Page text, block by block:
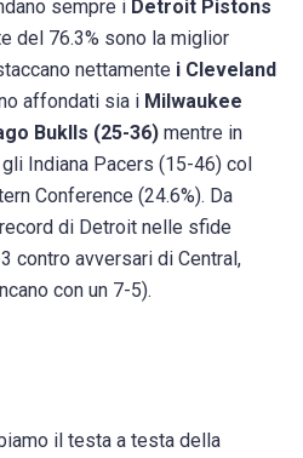
sempre i Detroit Pistons
del 76.3% sono la miglior
nettamente i Cleveland
affondati sia i Milwaukee
Buklls (25-36) mentre in
Indiana Pacers (15-46) col
Conference (24.6%). Da
di Detroit nelle sfide
contro avversari di Central,
con un 7-5).
il testa a testa della